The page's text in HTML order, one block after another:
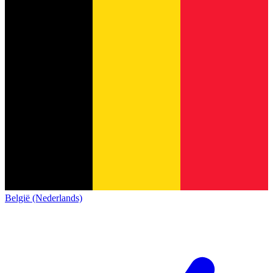
België (Nederlands)